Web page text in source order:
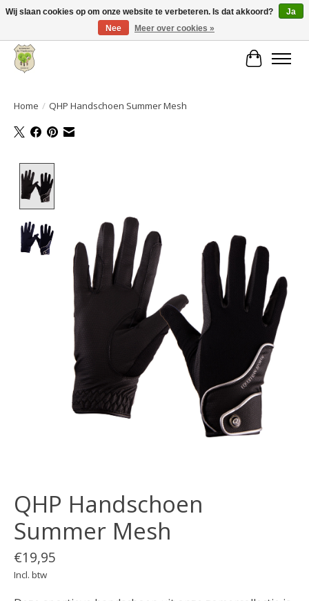
Grote keuze aan producten en snelle verzending!
Home / QHP Handschoen Summer Mesh
QHP Handschoen
Summer Mesh
€19,95
Incl. btw
Wij slaan cookies op om onze website te verbeteren. Is dat akkoord?
Ja
Nee
Meer over cookies »